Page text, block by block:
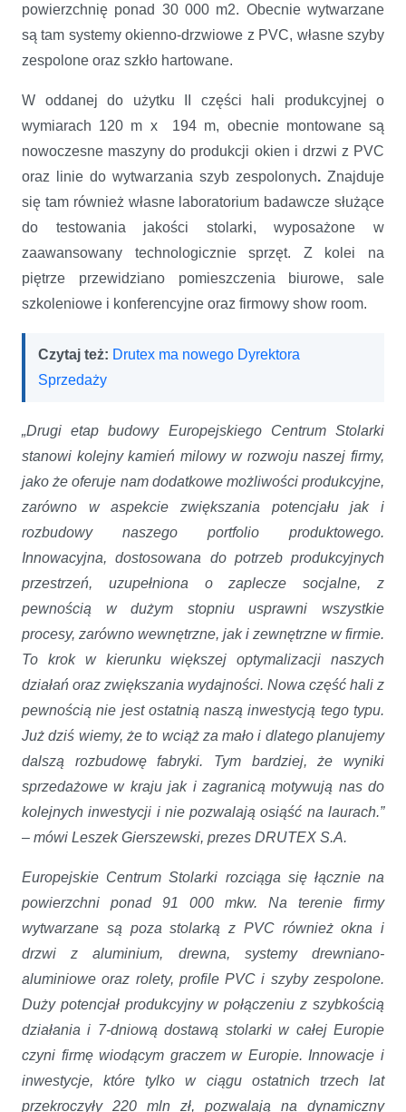
powierzchnię ponad 30 000 m2. Obecnie wytwarzane
są tam systemy okienno-drzwiowe z PVC, własne szyby
zespolone oraz szkło hartowane.
W oddanej do użytku II części hali produkcyjnej o
wymiarach 120 m x 194 m, obecnie montowane są
nowoczesne maszyny do produkcji okien i drzwi z PVC
oraz linie do wytwarzania szyb zespolonych. Znajduje
się tam również własne laboratorium badawcze służące
do testowania jakości stolarki, wyposażone w
zaawansowany technologicznie sprzęt. Z kolei na
piętrze przewidziano pomieszczenia biurowe, sale
szkoleniowe i konferencyjne oraz firmowy show room.
Czytaj też: Drutex ma nowego Dyrektora
Sprzedaży
„Drugi etap budowy Europejskiego Centrum Stolarki
stanowi kolejny kamień milowy w rozwoju naszej firmy,
jako że oferuje nam dodatkowe możliwości produkcyjne,
zarówno w aspekcie zwiększania potencjału jak i
rozbudowy naszego portfolio produktowego.
Innowacyjna, dostosowana do potrzeb produkcyjnych
przestrzeń, uzupełniona o zaplecze socjalne, z
pewnością w dużym stopniu usprawni wszystkie
procesy, zarówno wewnętrzne, jak i zewnętrzne w firmie.
To krok w kierunku większej optymalizacji naszych
działań oraz zwiększania wydajności. Nowa część hali z
pewnością nie jest ostatnią naszą inwestycją tego typu.
Już dziś wiemy, że to wciąż za mało i dlatego planujemy
dalszą rozbudowę fabryki. Tym bardziej, że wyniki
sprzedażowe w kraju jak i zagranicą motywują nas do
kolejnych inwestycji i nie pozwalają osiąść na laurach.”
– mówi Leszek Gierszewski, prezes DRUTEX S.A.
Europejskie Centrum Stolarki rozciąga się łącznie na
powierzchni ponad 91 000 mkw. Na terenie firmy
wytwarzane są poza stolarką z PVC również okna i
drzwi z aluminium, drewna, systemy drewniano-
aluminiowe oraz rolety, profile PVC i szyby zespolone.
Duży potencjał produkcyjny w połączeniu z szybkością
działania i 7-dniową dostawą stolarki w całej Europie
czyni firmę wiodącym graczem w Europie. Innowacje i
inwestycje, które tylko w ciągu ostatnich trzech lat
przekroczyły 220 mln zł, pozwalają na dynamiczny